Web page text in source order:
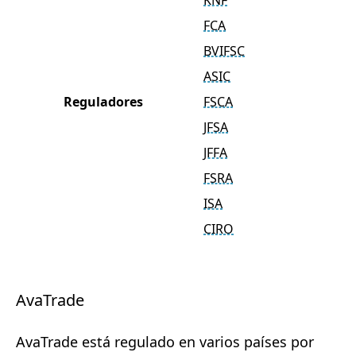
Reguladores
FCA
BVIFSC
ASIC
FSCA
JFSA
JFFA
FSRA
ISA
CIRO
AvaTrade
AvaTrade está regulado en varios países por